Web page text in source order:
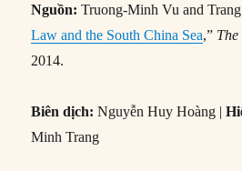
Nguồn:Truong-Minh Vu and
Law and the South China Sea,”
2014.
Biên dịch: Nguyễn Huy Hoàng |
Minh Trang